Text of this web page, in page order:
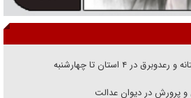
۴ استان تا چهارشنبه